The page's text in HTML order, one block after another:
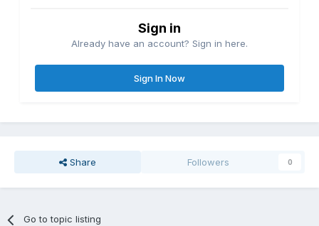
Sign in
Already have an account? Sign in here.
Sign In Now
Share Followers 0
Go to topic listing